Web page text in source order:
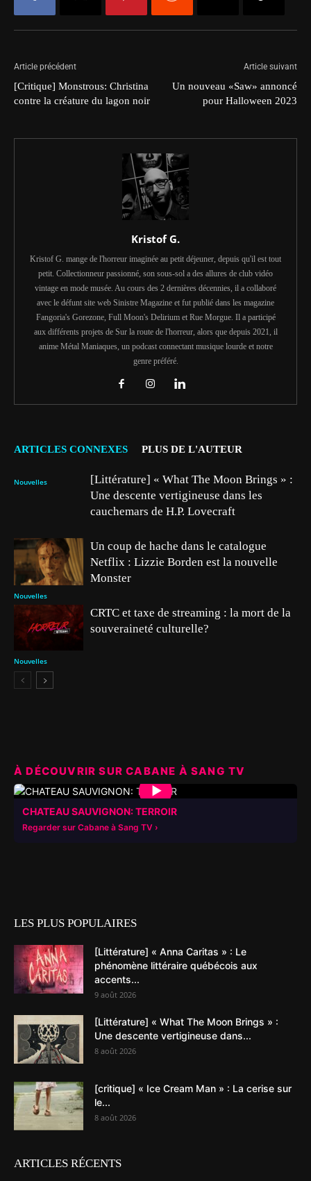
Article précédent
[Critique] Monstrous: Christina
contre la créature du lagon noir
Article suivant
Un nouveau «Saw» annoncé
pour Halloween 2023
Kristof G.
Kristof G. mange de l'horreur imaginée au petit déjeuner, depuis qu'il est tout
petit. Collectionneur passionné, son sous-sol a des allures de club vidéo
vintage en mode musée. Au cours des 2 dernières décennies, il a collaboré
avec le défunt site web Sinistre Magazine et fut publié dans les magazine
Fangoria's Gorezone, Full Moon's Delirium et Rue Morgue. Il a participé
aux différents projets de Sur la route de l'horreur, alors que depuis 2021, il
anime Métal Maniaques, un podcast connectant musique lourde et notre
genre préféré.
ARTICLES CONNEXES PLUS DE L'AUTEUR
Nouvelles
[Littérature] « What The Moon Brings » :
Une descente vertigineuse dans les
cauchemars de H.P. Lovecraft
Nouvelles
Un coup de hache dans le catalogue
Netflix : Lizzie Borden est la nouvelle
Monster
Nouvelles
CRTC et taxe de streaming : la mort de la
souveraineté culturelle?
À DÉCOUVRIR SUR CABANE À SANG TV
▶
CHATEAU SAUVIGNON: TERROIR
Regarder sur Cabane à Sang TV
LES PLUS POPULAIRES
[Littérature] « Anna Caritas » : Le
phénomène littéraire québécois aux
accents...
9 août 2026
[Littérature] « What The Moon Brings » :
Une descente vertigineuse dans...
8 août 2026
[critique] « Ice Cream Man » : La cerise sur
le...
8 août 2026
ARTICLES RÉCENTS